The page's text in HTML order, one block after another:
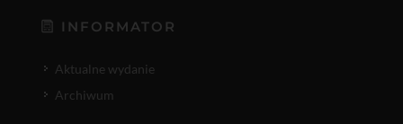
INFORMATOR
Aktualne wydanie
Archiwum